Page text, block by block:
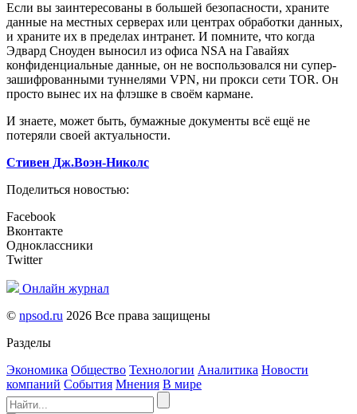
Если вы заинтересованы в большей безопасности, храните
данные на местных серверах или центрах обработки данных,
и храните их в пределах интранет. И помните, что когда
Эдвард Сноуден выносил из офиса NSA на Гавайях
конфиденциальные данные, он не воспользовался ни супер-
зашифрованными туннелями VPN, ни прокси сети TOR. Он
просто вынес их на флэшке в своём кармане.
И знаете, может быть, бумажные документы всё ещё не
потеряли своей актуальности.
Стивен Дж.Воэн-Николс
Поделиться новостью:
Facebook
Вконтакте
Одноклассники
Twitter
Онлайн журнал
© npsod.ru 2026 Все права защищены
Разделы
Экономика Общество Технологии Аналитика Новости
компаний События Мнения В мире